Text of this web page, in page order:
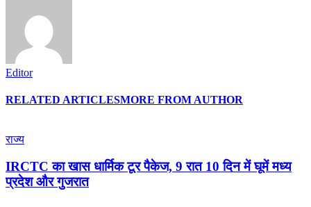
Editor
RELATED ARTICLESMORE FROM AUTHOR
राज्य
IRCTC का खास धार्मिक टूर पैकेज, 9 रात 10 दिन में घूमें मध्य
प्रदेश और गुजरात